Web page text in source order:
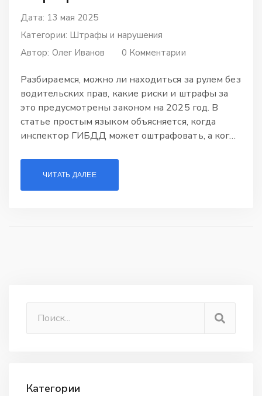
Дата: 13 мая 2025
Категории: Штрафы и нарушения
Автор: Олег Иванов 0 Комментарии
Разбираемся, можно ли находиться за рулем без
водительских прав, какие риски и штрафы за
это предусмотрены законом на 2025 год. В
статье простым языком объясняется, когда
инспектор ГИБДД может оштрафовать, а когда
Приводим советы, которые помогут избежать
лишних проблем, если вдруг забыли права дома.
Также рассмотрим, чем отличается отсутствие
ЧИТАТЬ ДАЛЕЕ
Категории